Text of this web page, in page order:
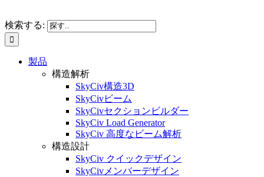
検索する:
製品
構造解析
SkyCiv構造3D
SkyCivビーム
SkyCivセクションビルダー
SkyCiv Load Generator
SkyCiv 高度なビーム解析
構造設計
SkyCiv クイックデザイン
SkyCivメンバーデザイン